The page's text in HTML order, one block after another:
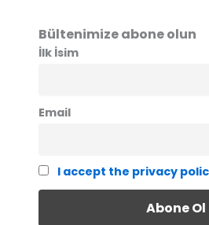
Bültenimize abone olun
İlk İsim
Email
I accept the privacy